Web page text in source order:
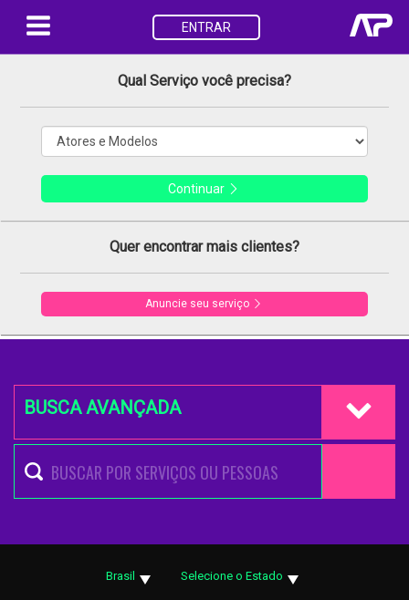
ENTRAR
Qual Serviço você precisa?
Continuar
Quer encontrar mais clientes?
Anuncie seu serviço
BUSCA AVANÇADA
Brasil Selecione o Estado